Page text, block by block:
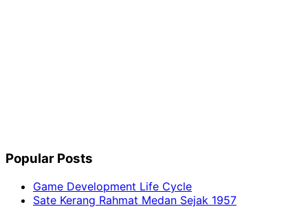
Popular Posts
Game Development Life Cycle
Sate Kerang Rahmat Medan Sejak 1957